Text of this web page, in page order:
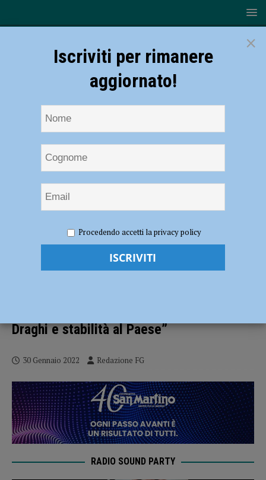
rieletto presidente della Repubblica, Rancan: “Risponde all’esigenza di
dare continuità al governo Draghi e stabilità al Paese”
Sergio Mattarella rieletto presidente
Draghi e stabilità al Paese”
30 Gennaio 2022 Redazione FG
RADIO SOUND PARTY
×
Iscriviti per rimanere
aggiornato!
Procedendo accetti la privacy policy